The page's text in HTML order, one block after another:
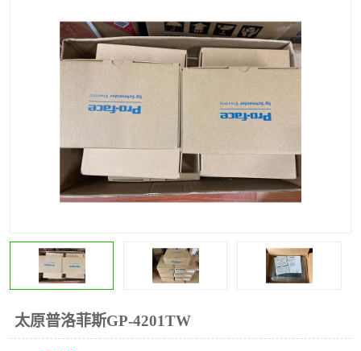
太原普洛菲斯GP-4201TW
其他
魏德米勒继电器 施迈赛限位开关